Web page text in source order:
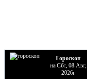
Гороскоп
на Сбт, 08 Авг,
2026г